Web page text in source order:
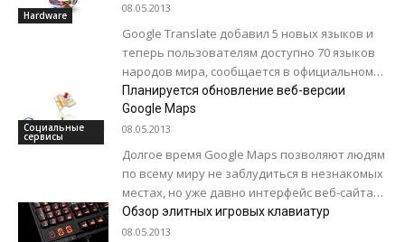
Hardware
08.05.2013
Google Translate добавил 5 новых языков и
теперь пользователям доступно 70 языков
народов мира, сообщается в официальном
блоге проекта. Google добавил боснийский
язык (официальный язык Боснии и...
Социальные
сервисы
Планируется обновление веб-версии
Google Maps
08.05.2013
Долгое время Google Maps позволяют людям
по всему миру не заблудиться в незнакомых
местах, но уже давно интерфейс веб-сайта
не менялся. Судя по этим...
Обзор элитных игровых клавиатур
08.05.2013